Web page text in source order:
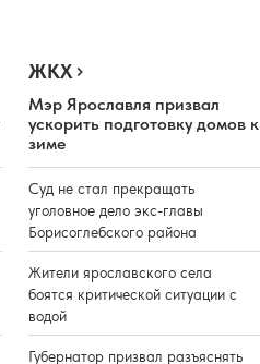
ЖКХ
Мэр Ярославля призвал
ускорить подготовку домов к
зиме
Суд не стал прекращать
уголовное дело экс-главы
Борисоглебского района
Жители ярославского села
боятся критической ситуации с
водой
Губернатор призвал разъяснять